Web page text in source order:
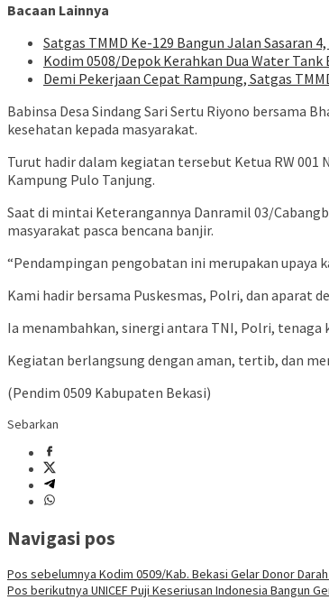
Bacaan Lainnya
Satgas TMMD Ke-129 Bangun Jalan Sasaran
Kodim 0508/Depok Kerahkan Dua Water
Demi Pekerjaan Cepat Rampung, Satgas
Babinsa Desa Sindang Sari Sertu Riyono bersama
kesehatan kepada masyarakat.
Turut hadir dalam kegiatan tersebut Ketua RW 001
Kampung Pulo Tanjung.
Saat di mintai Keterangannya Danramil 03/
masyarakat pasca bencana banjir.
“Pendampingan pengobatan ini merupakan
Kami hadir bersama Puskesmas, Polri, dan aparat
Ia menambahkan, sinergi antara TNI, Polri,
Kegiatan berlangsung dengan aman, tertib, dan
(Pendim 0509 Kabupaten Bekasi)
Sebarkan
Navigasi pos
Pos sebelumnya Kodim 0509/Kab. Bekasi Gelar Donor
Pos berikutnya UNICEF Puji Keseriusan Indonesia Bangun